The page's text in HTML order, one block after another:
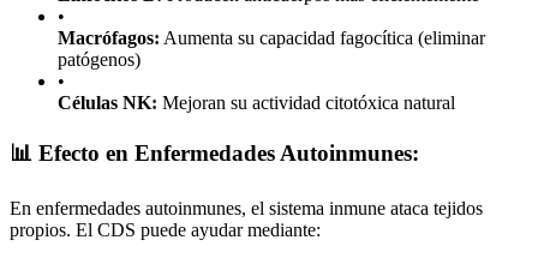
•
Macrófagos: Aumenta su capacidad fagocítica (eliminar
patógenos)
•
Células NK: Mejoran su actividad citotóxica natural
📊 Efecto en Enfermedades Autoinmunes:
En enfermedades autoinmunes, el sistema inmune ataca tejidos
propios. El CDS puede ayudar mediante: